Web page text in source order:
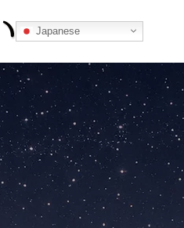
Japanese
あなたの所属部屋を探そう！